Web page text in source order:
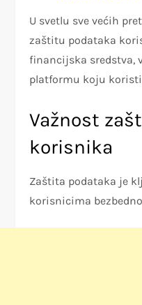
U svetlu sve većih
zaštitu podataka
financijska sredstva,
platformu koju
Važnost
korisnika
Zaštita podataka je
korisnicima